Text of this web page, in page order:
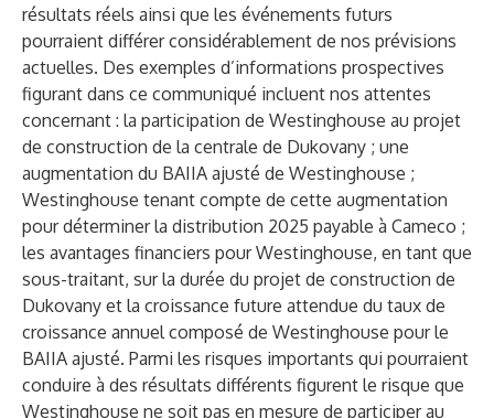
résultats réels ainsi que les événements futurs
pourraient différer considérablement de nos prévisions
actuelles. Des exemples d’informations prospectives
figurant dans ce communiqué incluent nos attentes
concernant : la participation de Westinghouse au projet
de construction de la centrale de Dukovany ; une
augmentation du BAIIA ajusté de Westinghouse ;
Westinghouse tenant compte de cette augmentation
pour déterminer la distribution 2025 payable à Cameco ;
les avantages financiers pour Westinghouse, en tant que
sous-traitant, sur la durée du projet de construction de
Dukovany et la croissance future attendue du taux de
croissance annuel composé de Westinghouse pour le
BAIIA ajusté. Parmi les risques importants qui pourraient
conduire à des résultats différents figurent le risque que
Westinghouse ne soit pas en mesure de participer au